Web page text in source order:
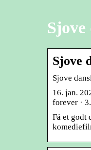
Sjove
Sjove
16. jan.
forever ·
Få et godt